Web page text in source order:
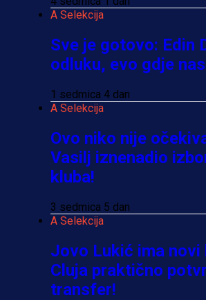
A Selekcija
Sve je gotovo: Edin
odluku, evo gdje
1 sedmica 4 dan
A Selekcija
Ovo niko nije
Vasilj iznenadio
kluba!
3 sedmica 5 dan
A Selekcija
Jovo Lukić ima novi
Cluja praktično
transfer!